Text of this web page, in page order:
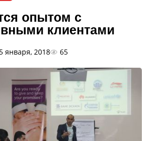
опытом с
клиентами
января, 2018 65